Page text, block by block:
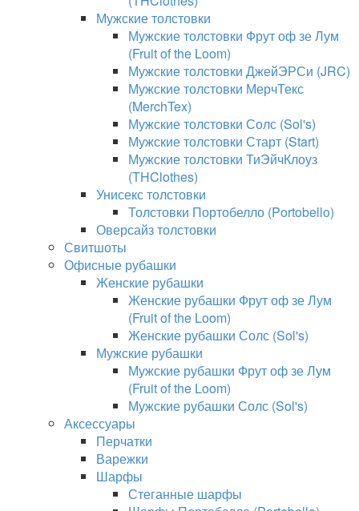
Мужские толстовки
Мужские толстовки Фрут оф зе Лум
(Fruit of the Loom)
Мужские толстовки ДжейЭРСи (JRC)
Мужские толстовки МерчТекс
(MerchTex)
Мужские толстовки Солс (Sol's)
Мужские толстовки Старт (Start)
Мужские толстовки ТиЭйчКлоуз
(THClothes)
Унисекс толстовки
Толстовки Портобелло (Portobello)
Оверсайз толстовки
Свитшоты
Офисные рубашки
Женские рубашки
Женские рубашки Фрут оф зе Лум
(Fruit of the Loom)
Женские рубашки Солс (Sol's)
Мужские рубашки
Мужские рубашки Фрут оф зе Лум
(Fruit of the Loom)
Мужские рубашки Солс (Sol's)
Аксессуары
Перчатки
Варежки
Шарфы
Стеганные шарфы